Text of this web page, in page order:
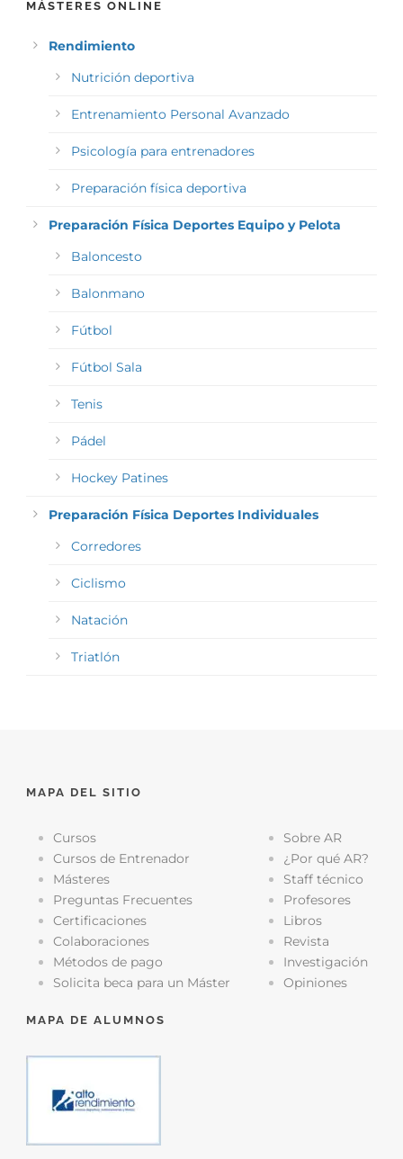
MÁSTERES ONLINE
Rendimiento
Nutrición deportiva
Entrenamiento Personal Avanzado
Psicología para entrenadores
Preparación física deportiva
Preparación Física Deportes Equipo y Pelota
Baloncesto
Balonmano
Fútbol
Fútbol Sala
Tenis
Pádel
Hockey Patines
Preparación Física Deportes Individuales
Corredores
Ciclismo
Natación
Triatlón
MAPA DEL SITIO
Cursos
Cursos de Entrenador
Másteres
Preguntas Frecuentes
Certificaciones
Colaboraciones
Métodos de pago
Solicita beca para un Máster
Sobre AR
¿Por qué AR?
Staff técnico
Profesores
Libros
Revista
Investigación
Opiniones
MAPA DE ALUMNOS